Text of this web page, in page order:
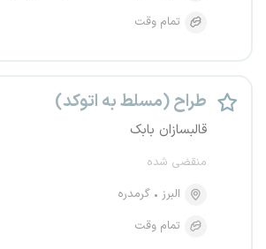
تمام وقت
طراح (مسلط به اتوکد)
قالبسازان بابک
منقضی شده
البرز
گرمدره
تمام وقت